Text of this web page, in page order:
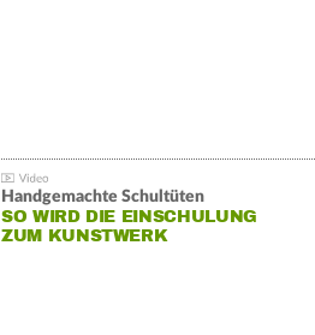
Handgemachte Schultüten
SO WIRD DIE EINSCHULUNG
ZUM KUNSTWERK